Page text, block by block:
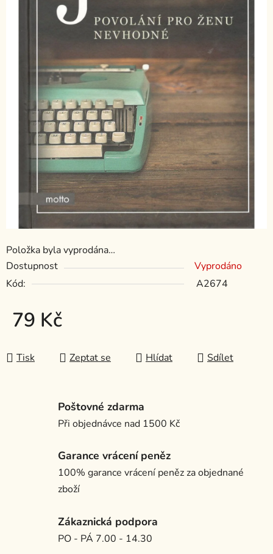
Položka byla vyprodána…
Dostupnost
Vyprodáno
Kód:
A2674
79 Kč
Tisk
Zeptat se Hlídat Sdílet
Poštovné zdarma
Při objednávce nad 1500 Kč
Garance vrácení peněz
100% garance vrácení peněz za objednané
zboží
Zákaznická podpora
PO - PÁ 7.00 - 14.30